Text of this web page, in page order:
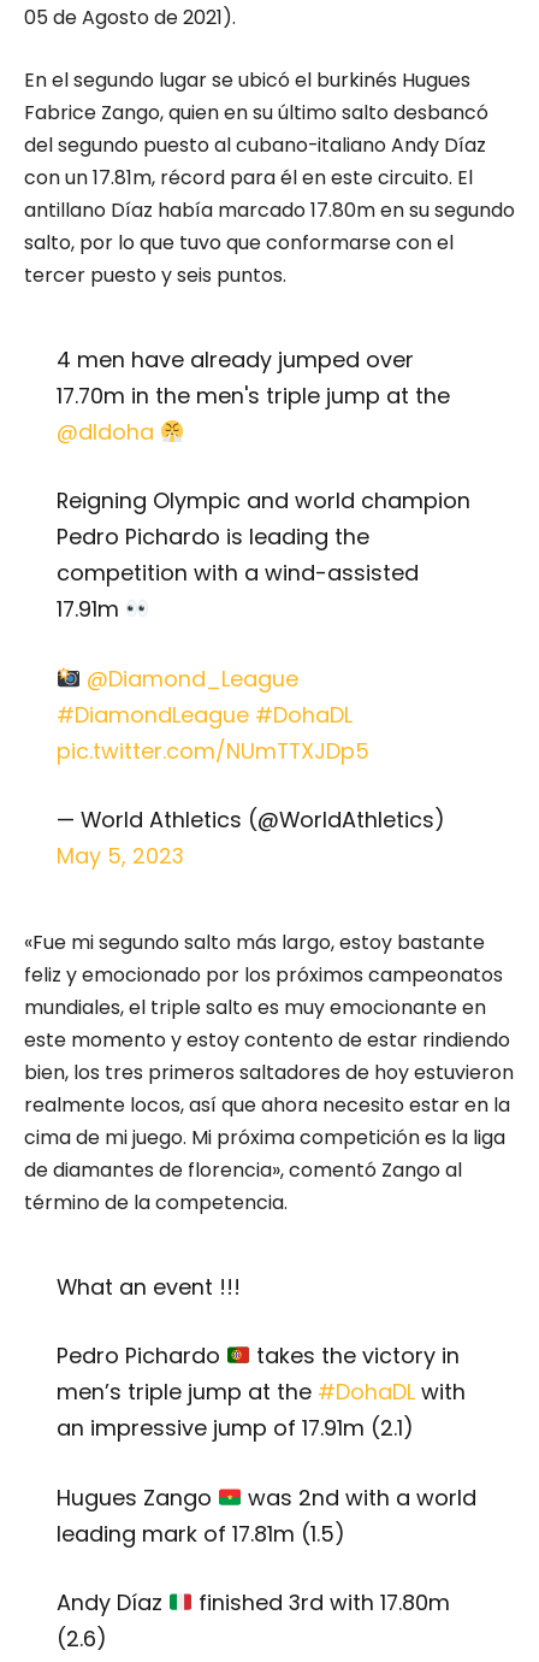
05 de Agosto de 2021).
En el segundo lugar se ubicó el burkinés Hugues
Fabrice Zango, quien en su último salto desbancó
del segundo puesto al cubano-italiano Andy Díaz
con un 17.81m, récord para él en este circuito. El
antillano Díaz había marcado 17.80m en su segundo
salto, por lo que tuvo que conformarse con el
tercer puesto y seis puntos.
4 men have already jumped over
17.70m in the men's triple jump at the
@dldoha
Reigning Olympic and world champion
Pedro Pichardo is leading the
competition with a wind-assisted
17.91m
@Diamond_League
#DiamondLeague #DohaDL
pic.twitter.com/NUmTTXJDp5
— World Athletics (@WorldAthletics)
May 5, 2023
«Fue mi segundo salto más largo, estoy bastante
feliz y emocionado por los próximos campeonatos
mundiales, el triple salto es muy emocionante en
este momento y estoy contento de estar rindiendo
bien, los tres primeros saltadores de hoy estuvieron
realmente locos, así que ahora necesito estar en la
cima de mi juego. Mi próxima competición es la liga
de diamantes de florencia», comentó Zango al
término de la competencia.
What an event !!!
Pedro Pichardo
takes the victory in
men’s triple jump at the #DohaDLwith
an impressive jump of 17.91m (2.1)
Hugues Zango
was 2nd with a world
leading mark of 17.81m (1.5)
Andy Díaz
finished 3rd with 17.80m
(2.6)